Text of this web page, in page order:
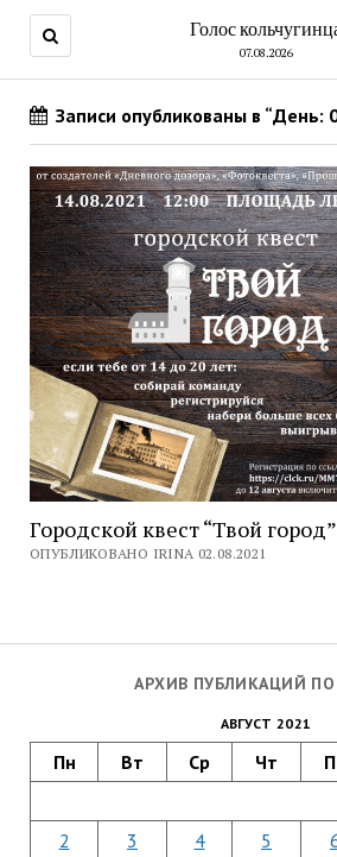
Голос
07.08.2026
АРХИВ ПУБЛИКАЦИЙ
АВГУСТ 2021
Пн Вт Ср Чт
2
3 4 5
Записи опубликованы в “День:
Городской квест “Твой
ОПУБЛИКОВАНО IRINA 02.08.2021